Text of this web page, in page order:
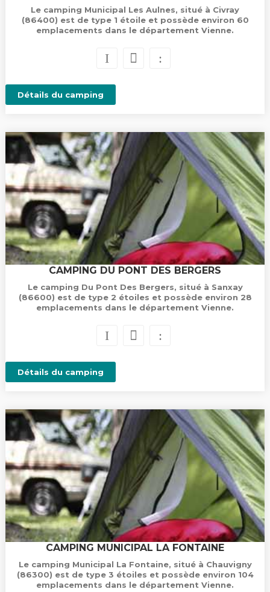
Le camping Municipal Les Aulnes, situé à Civray
(86400) est de type 1 étoile et possède environ 60
emplacements dans le département Vienne.
Détails du camping
CAMPING DU PONT DES BERGERS
Le camping Du Pont Des Bergers, situé à Sanxay
(86600) est de type 2 étoiles et possède environ 28
emplacements dans le département Vienne.
Détails du camping
CAMPING MUNICIPAL LA FONTAINE
Le camping Municipal La Fontaine, situé à Chauvigny
(86300) est de type 3 étoiles et possède environ 104
emplacements dans le département Vienne.